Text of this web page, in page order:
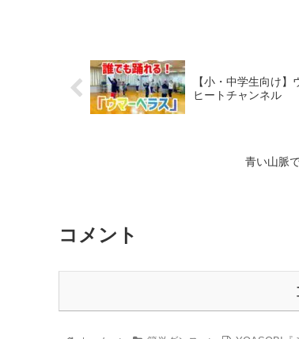
【小・中学生向け
ヒートチャンネル
青い山脈
コメント